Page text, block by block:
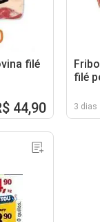
filé
44,90
filé
3 dias